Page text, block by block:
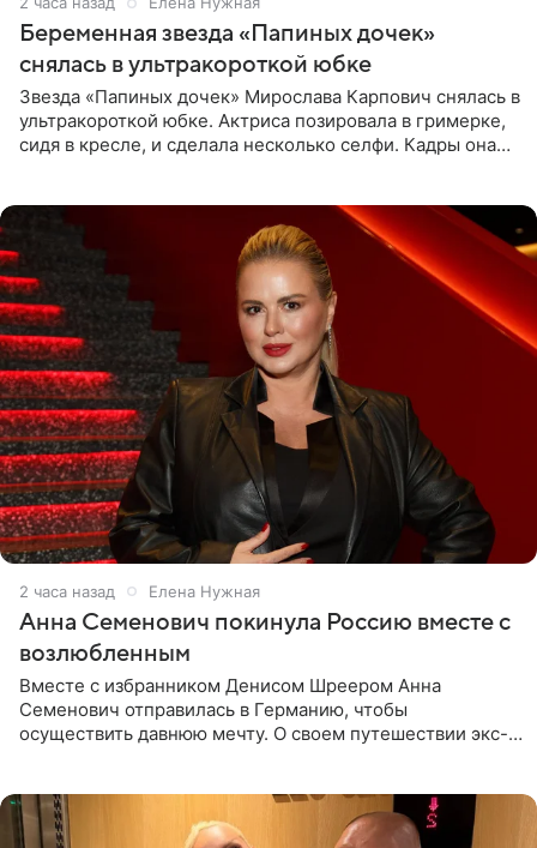
Беременная звезда «Папиных дочек»
снялась в ультракороткой юбке
Звезда «Папиных дочек» Мирослава Карпович снялась в
ультракороткой юбке. Актриса позировала в гримерке,
сидя в кресле, и сделала несколько селфи. Кадры она
2 часа назад Елена Нужная
Анна Семенович покинула Россию вместе с
возлюбленным
Вместе с избранником Денисом Шреером Анна
Семенович отправилась в Германию, чтобы
осуществить давнюю мечту. О своем путешествии экс-